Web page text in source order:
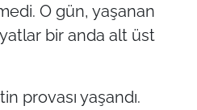
O gün, yaşanan
bir anda alt üst
provası yaşandı.